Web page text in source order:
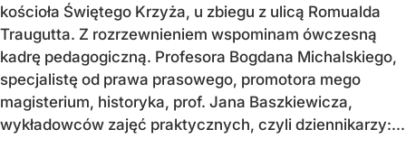
kościoła Świętego Krzyża, u zbiegu z ulicą Romualda
Traugutta. Z rozrzewnieniem wspominam ówczesną
kadrę pedagogiczną. Profesora Bogdana Michalskiego,
specjalistę od prawa prasowego, promotora mego
magisterium, historyka, prof. Jana Baszkiewicza,
wykładowców zajęć praktycznych, czyli dziennikarzy:...